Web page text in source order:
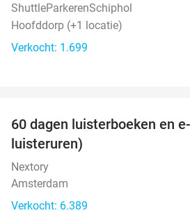
ShuttleParkerenSchiphol
Hoofddorp (+1 locatie)
Verkocht: 1.699
60 dagen luisterboeken en
luisteruren)
Nextory
Amsterdam
Verkocht: 6.389